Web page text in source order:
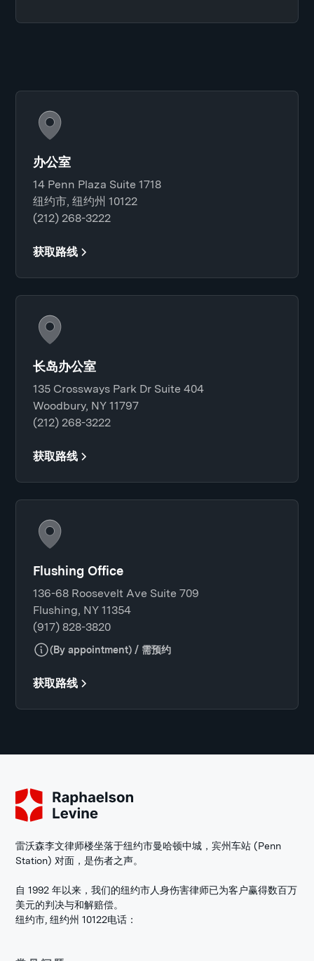
办公室
14 Penn Plaza Suite 1718
纽约市, 纽约州 10122
(212) 268-3222
获取路线
长岛办公室
135 Crossways Park Dr Suite 404
Woodbury, NY 11797
(212) 268-3222
获取路线
Flushing Office
136-68 Roosevelt Ave Suite 709
Flushing, NY 11354
(917) 828-3820
(By appointment) / 需预约
获取路线
雷沃森李文律师楼坐落于纽约市曼哈顿中城，宾州车站 (Penn
Station) 对面，是伤者之声。
自 1992 年以来，我们的纽约市人身伤害律师已为客户赢得数百万
美元的判决与和解赔偿。
纽约市, 纽约州 10122电话：